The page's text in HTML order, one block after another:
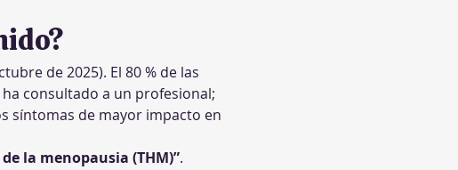
de 2025). El 80 % de las
consultado a un profesional;
síntomas de mayor impacto en
la menopausia (THM)”.